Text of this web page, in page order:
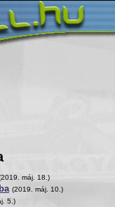
máj. 18.)
(2019. máj. 10.)
5.)